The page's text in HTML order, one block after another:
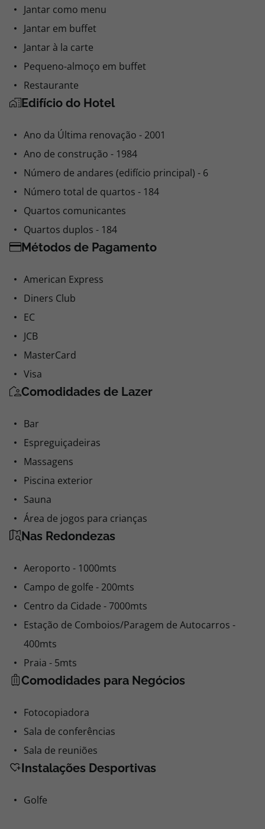
Jantar como menu
Jantar em buffet
Jantar à la carte
Pequeno-almoço em buffet
Restaurante
Edifício do Hotel
Ano da Última renovação - 2001
Ano de construção - 1984
Número de andares (edifício principal) - 6
Número total de quartos - 184
Quartos comunicantes
Quartos duplos - 184
Métodos de Pagamento
American Express
Diners Club
EC
JCB
MasterCard
Visa
Comodidades de Lazer
Bar
Espreguiçadeiras
Massagens
Piscina exterior
Sauna
Área de jogos para crianças
Nas Redondezas
Aeroporto - 1000mts
Campo de golfe - 200mts
Centro da Cidade - 7000mts
Estação de Comboios/Paragem de Autocarros -
400mts
Praia - 5mts
Comodidades para Negócios
Fotocopiadora
Sala de conferências
Sala de reuniões
Instalações Desportivas
Golfe